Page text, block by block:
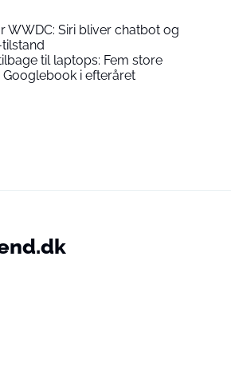
WWDC: Siri bliver chatbot og
til laptops: Fem store
i efteråret